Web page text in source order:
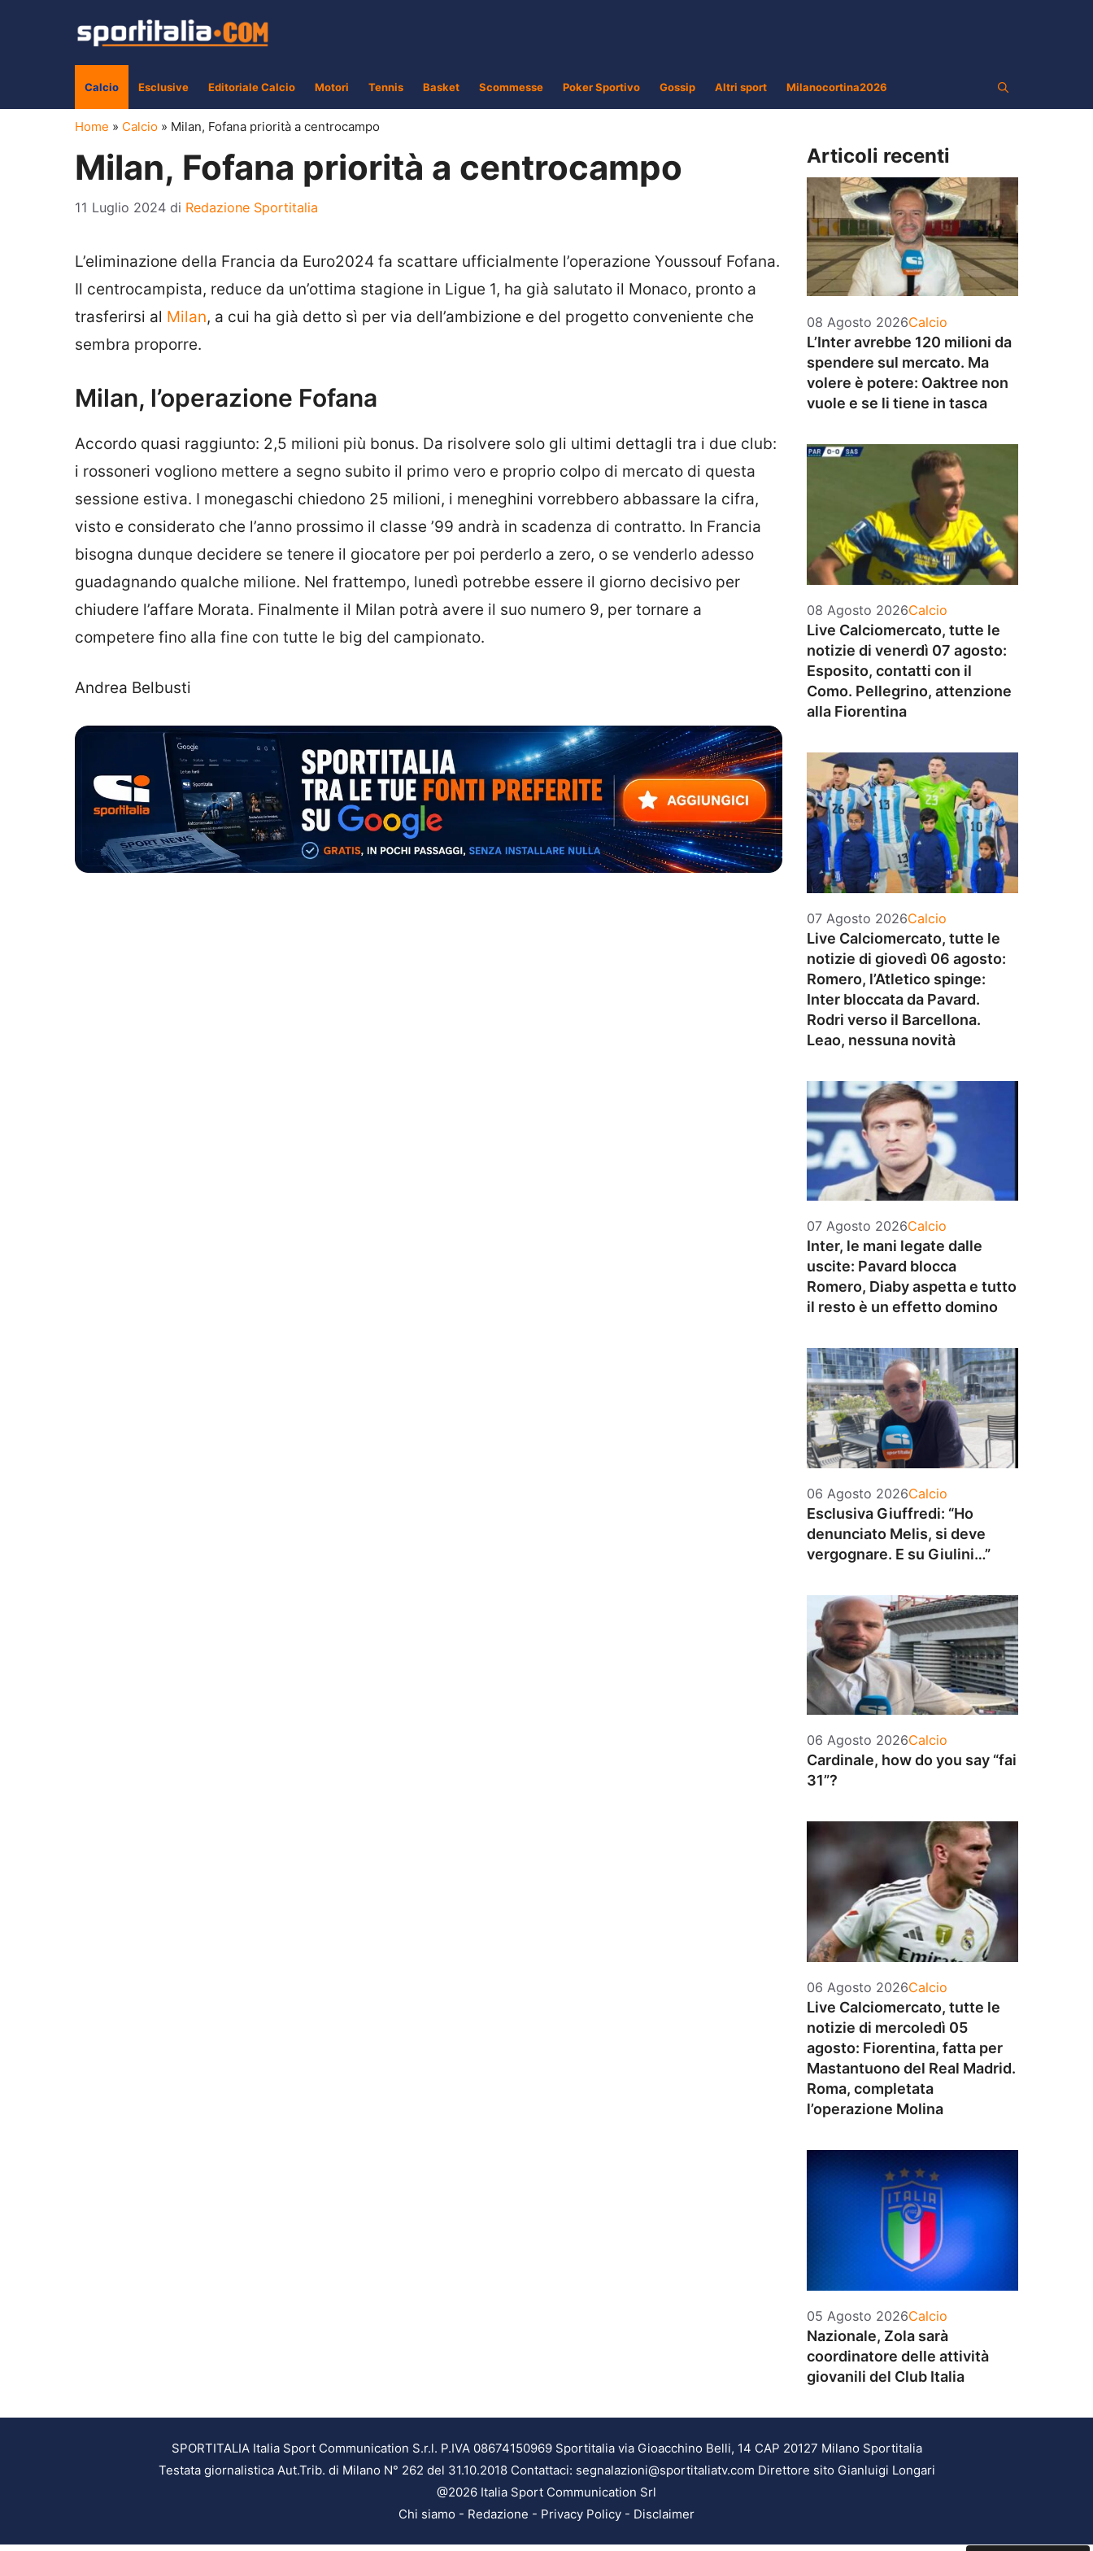
Calcio Esclusive Editoriale Calcio Motori Tennis Basket Scommesse Poker Sportivo Gossip Altri sport Milanocortina2026
Home » Calcio » Milan, Fofana priorità a centrocampo
Milan, Fofana priorità a centrocampo
11 Luglio 2024 di Redazione Sportitalia
L’eliminazione della Francia da Euro2024 fa scattare ufficialmente l’operazione Youssouf Fofana.
Il centrocampista, reduce da un’ottima stagione in Ligue 1, ha già salutato il Monaco, pronto a
trasferirsi al Milan, a cui ha già detto sì per via dell’ambizione e del progetto conveniente che
sembra proporre.
Milan, l’operazione Fofana
Accordo quasi raggiunto: 2,5 milioni più bonus. Da risolvere solo gli ultimi dettagli tra i due club:
i rossoneri vogliono mettere a segno subito il primo vero e proprio colpo di mercato di questa
sessione estiva. I monegaschi chiedono 25 milioni, i meneghini vorrebbero abbassare la cifra,
visto e considerato che l’anno prossimo il classe ’99 andrà in scadenza di contratto. In Francia
bisogna dunque decidere se tenere il giocatore per poi perderlo a zero, o se venderlo adesso
guadagnando qualche milione. Nel frattempo, lunedì potrebbe essere il giorno decisivo per
chiudere l’affare Morata. Finalmente il Milan potrà avere il suo numero 9, per tornare a
competere fino alla fine con tutte le big del campionato.
Andrea Belbusti
Articoli recenti
08 Agosto 2026Categorie
Calcio
L’Inter avrebbe 120 milioni da
spendere sul mercato. Ma
volere è potere: Oaktree non
vuole e se li tiene in tasca
08 Agosto 2026Categorie
Calcio
Live Calciomercato, tutte le
notizie di venerdì 07 agosto:
Esposito, contatti con il
Como. Pellegrino, attenzione
alla Fiorentina
07 Agosto 2026Categorie
Calcio
Live Calciomercato, tutte le
notizie di giovedì 06 agosto:
Romero, l’Atletico spinge:
Inter bloccata da Pavard.
Rodri verso il Barcellona.
Leao, nessuna novità
07 Agosto 2026Categorie
Calcio
Inter, le mani legate dalle
uscite: Pavard blocca
Romero, Diaby aspetta e tutto
il resto è un effetto domino
06 Agosto 2026Categorie
Calcio
Esclusiva Giuffredi: “Ho
denunciato Melis, si deve
vergognare. E su Giulini…”
06 Agosto 2026Categorie
Calcio
Cardinale, how do you say “fai
31”?
06 Agosto 2026Categorie
Calcio
Live Calciomercato, tutte le
notizie di mercoledì 05
agosto: Fiorentina, fatta per
Mastantuono del Real Madrid.
Roma, completata
l’operazione Molina
05 Agosto 2026Categorie
Calcio
Nazionale, Zola sarà
coordinatore delle attività
giovanili del Club Italia
SPORTITALIA Italia Sport Communication S.r.l. P.IVA 08674150969 Sportitalia via Gioacchino Belli, 14 CAP 20127 Milano Sportitalia
Testata giornalistica Aut.Trib. di Milano N° 262 del 31.10.2018 Contattaci: segnalazioni@sportitaliatv.com Direttore sito Gianluigi Longari
@2026 Italia Sport Communication Srl
Chi siamo - Redazione - Privacy Policy - Disclaimer